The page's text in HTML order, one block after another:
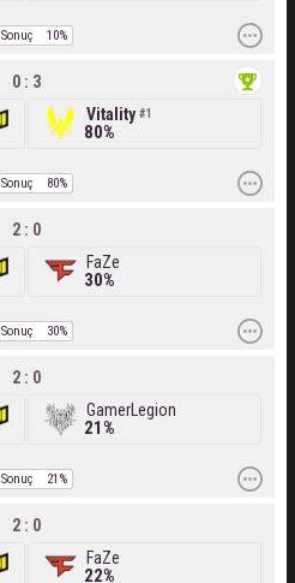
Sonuç 10%
0 : 3
80%
Vitality 1
Sonuç 80%
2 : 0
30%
FaZe
Sonuç 30%
2 : 0
21%
GamerLegion
Sonuç 21%
2 : 0
22%
FaZe